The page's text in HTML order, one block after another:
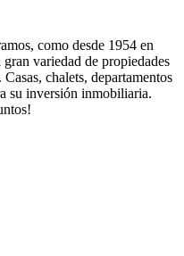
como desde 1954 en
variedad de propiedades
chalets, departamentos
su inversión inmobiliaria.